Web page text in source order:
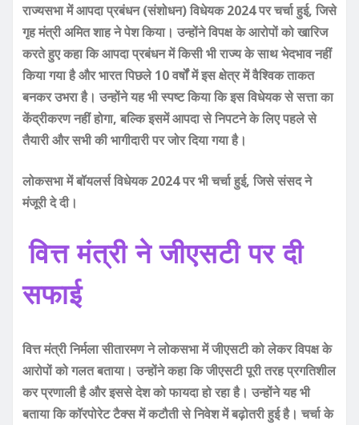
राज्यसभा में आपदा प्रबंधन (संशोधन) विधेयक 2024 पर चर्चा हुई, जिसे
गृह मंत्री अमित शाह ने पेश किया। उन्होंने विपक्ष के आरोपों को खारिज
करते हुए कहा कि आपदा प्रबंधन में किसी भी राज्य के साथ भेदभाव नहीं
किया गया है और भारत पिछले 10 वर्षों में इस क्षेत्र में वैश्विक ताकत
बनकर उभरा है। उन्होंने यह भी स्पष्ट किया कि इस विधेयक से सत्ता का
केंद्रीकरण नहीं होगा, बल्कि इसमें आपदा से निपटने के लिए पहले से
तैयारी और सभी की भागीदारी पर जोर दिया गया है।
लोकसभा में बॉयलर्स विधेयक 2024 पर भी चर्चा हुई, जिसे संसद ने
मंजूरी दे दी।
वित्त मंत्री ने जीएसटी पर दी
सफाई
वित्त मंत्री निर्मला सीतारमण ने लोकसभा में जीएसटी को लेकर विपक्ष के
आरोपों को गलत बताया। उन्होंने कहा कि जीएसटी पूरी तरह प्रगतिशील
कर प्रणाली है और इससे देश को फायदा हो रहा है। उन्होंने यह भी
बताया कि कॉरपोरेट टैक्स में कटौती से निवेश में बढ़ोतरी हुई है। चर्चा के